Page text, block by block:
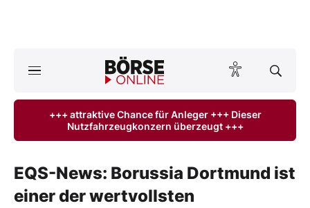
ktuelle Ausgabe BÖRSE ONLINE lesen
Finanz-Check
+++ attraktive Chance für Anleger +++ Dieser
Nutzfahrzeugkonzern überzeugt +++
EQS-News: Borussia Dortmund ist
einer der wertvollsten